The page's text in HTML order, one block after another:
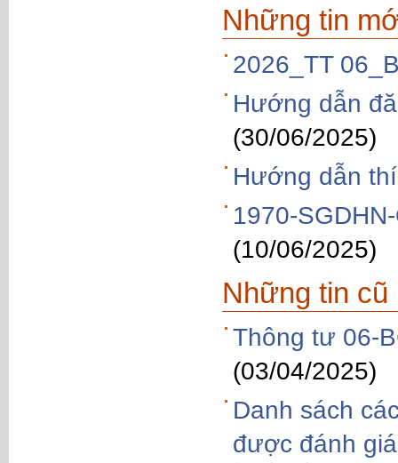
Những tin
2026_TT
Hướng dẫn
(30/06/2025)
Hướng dẫn
1970-
(10/06/2025)
Những tin cũ
Thông tư 06-
(03/04/2025)
Danh sách
được đánh